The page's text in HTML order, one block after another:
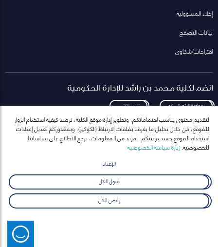
إخلاء المسؤولية
بيانات التصفح
اقتراحات/شكاوى
انضم لكلية محمد بن راشد للإدارة الحكومية
لمعاودة الاتصال بكم تنزيل الكتيب
انضم إلى قائمة مراسلاتنا
ارسال
لتقديم محتوى يناسب اهتماماتكم، وتطوير إدارة موقع الكلية، نرصد كيفية استخدام الزوار
للموقع، من خلال تحليل ما يعرف بملفات الارتباط (الكوكيز)، وبمقدوركم تعديل إعدادات
استخدام الموقع حسب رغبتكم. لمزيد من المعلومات، يرجع الاطلاع على سياساتنا
للخصوصية.زيارة سياسة الخصوصية
الإعداد
قبول الكل
رفض الكل